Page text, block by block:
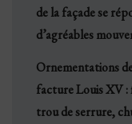
de la façade se
d’agréables
Ornementations
facture Louis XV :
trou de serrure,